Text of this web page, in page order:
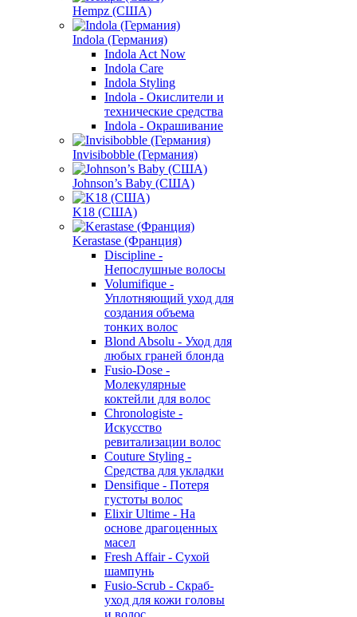
Hempz (США)
Indola (Германия)
Indola Act Now
Indola Care
Indola Styling
Indola - Окислители и
технические средства
Indola - Окрашивание
Invisibobble (Германия)
Johnson’s Baby (США)
K18 (США)
Kerastase (Франция)
Discipline -
Непослушные волосы
Volumifique -
Уплотняющий уход для
создания объема
тонких волос
Blond Absolu - Уход для
любых граней блонда
Fusio-Dose -
Молекулярные
коктейли для волос
Chronologiste -
Искусство
ревитализации волос
Couture Styling -
Средства для укладки
Densifique - Потеря
густоты волос
Elixir Ultime - На
основе драгоценных
масел
Fresh Affair - Сухой
шампунь
Fusio-Scrub - Скраб-
уход для кожи головы
и волос